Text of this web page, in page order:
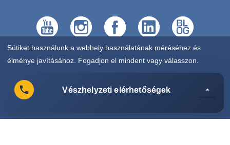
Vészhelyzeti elérhetőségek
Sütiket használunk a webhely használatának méréséhez és
élménye javításához. Fogadjon el mindent vagy válasszon.
Választás